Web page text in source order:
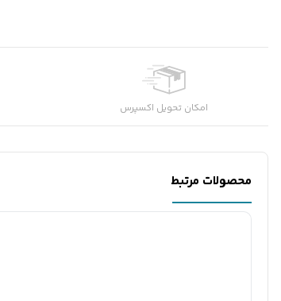
امکان تحویل اکسپرس
محصولات مرتبط